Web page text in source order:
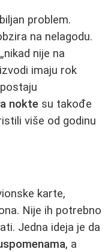
problem.
na nelagodu.
nije na
imaju rok
nokte su takođe
više od godinu
karte,
Nije ih potrebno
Jedna ideja je da
, a